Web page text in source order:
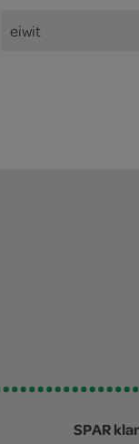
eiwit
SPAR